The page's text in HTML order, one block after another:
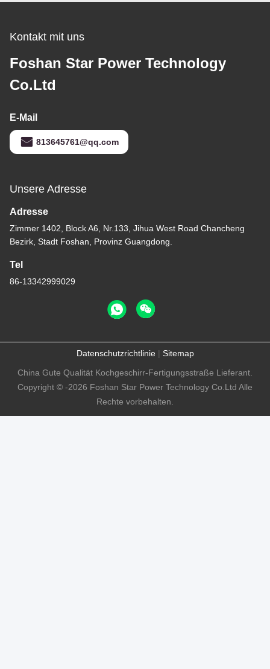
Kontakt mit uns
Foshan Star Power Technology
Co.Ltd
E-Mail
813645761@qq.com
Unsere Adresse
Adresse
Zimmer 1402, Block A6, Nr.133, Jihua West Road Chancheng
Bezirk, Stadt Foshan, Provinz Guangdong.
Tel
86-13342999029
Datenschutzrichtlinie| Sitemap
China Gute Qualität Kochgeschirr-Fertigungsstraße Lieferant.
Copyright © -2026 Foshan Star Power Technology Co.Ltd Alle
Rechte vorbehalten.